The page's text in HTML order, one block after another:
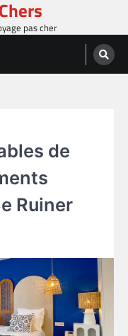
pas cher
de
Ruiner